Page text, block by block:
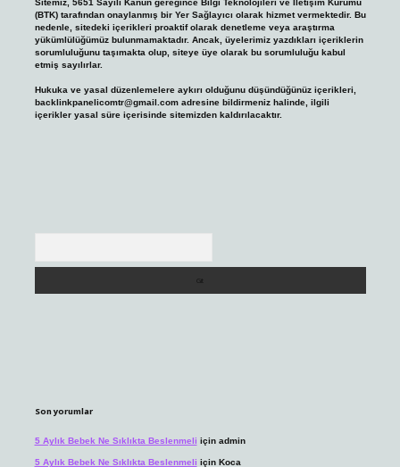
Sitemiz, 5651 Sayılı Kanun gereğince Bilgi Teknolojileri ve İletişim Kurumu
(BTK) tarafından onaylanmış bir Yer Sağlayıcı olarak hizmet vermektedir. Bu
nedenle, sitedeki içerikleri proaktif olarak denetleme veya araştırma
yükümlülüğümüz bulunmamaktadır. Ancak, üyelerimiz yazdıkları içeriklerin
sorumluluğunu taşımakta olup, siteye üye olarak bu sorumluluğu kabul
etmiş sayılırlar.
Hukuka ve yasal düzenlemelere aykırı olduğunu düşündüğünüz içerikleri,
backlinkpanelicomtr@gmail.comadresine bildirmeniz halinde, ilgili
içerikler yasal süre içerisinde sitemizden kaldırılacaktır.
Son yorumlar
5 Aylık Bebek Ne Sıklıkta Beslenmeli için admin
5 Aylık Bebek Ne Sıklıkta Beslenmeli için Koca